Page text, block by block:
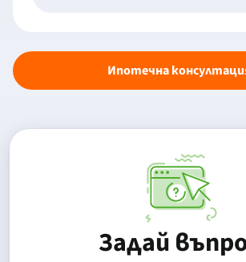
Ипотечна
Задай